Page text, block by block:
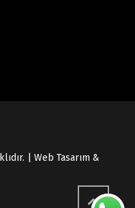
| Web Tasarım &